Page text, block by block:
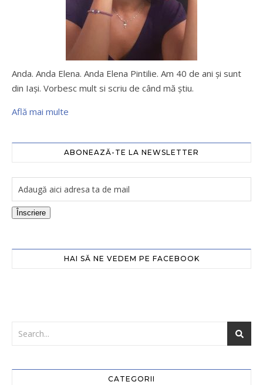
Anda. Anda Elena. Anda Elena Pintilie. Am 40 de ani şi sunt
din Iaşi. Vorbesc mult si scriu de când mă ştiu.
Află mai multe
ABONEAZĂ-TE LA NEWSLETTER
Înscriere
HAI SĂ NE VEDEM PE FACEBOOK
CATEGORII